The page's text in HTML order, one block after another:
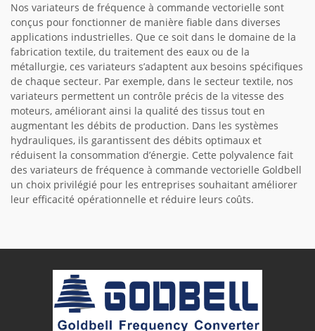
Nos variateurs de fréquence à commande vectorielle sont
conçus pour fonctionner de manière fiable dans diverses
applications industrielles. Que ce soit dans le domaine de la
fabrication textile, du traitement des eaux ou de la
métallurgie, ces variateurs s’adaptent aux besoins spécifiques
de chaque secteur. Par exemple, dans le secteur textile, nos
variateurs permettent un contrôle précis de la vitesse des
moteurs, améliorant ainsi la qualité des tissus tout en
augmentant les débits de production. Dans les systèmes
hydrauliques, ils garantissent des débits optimaux et
réduisent la consommation d’énergie. Cette polyvalence fait
des variateurs de fréquence à commande vectorielle Goldbell
un choix privilégié pour les entreprises souhaitant améliorer
leur efficacité opérationnelle et réduire leurs coûts.